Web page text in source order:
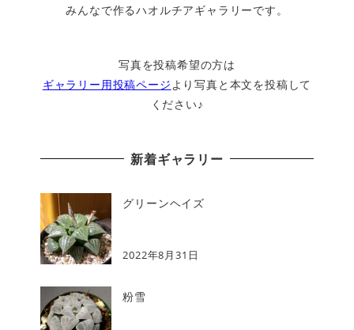
みんなで作るハオルチアギャラリーです。
写真を投稿希望の方は
ギャラリー用投稿ページ より写真と本文を投稿して
ください♪
新着ギャラリー
グリーンヘイズ
2022年8月31日
粉雪